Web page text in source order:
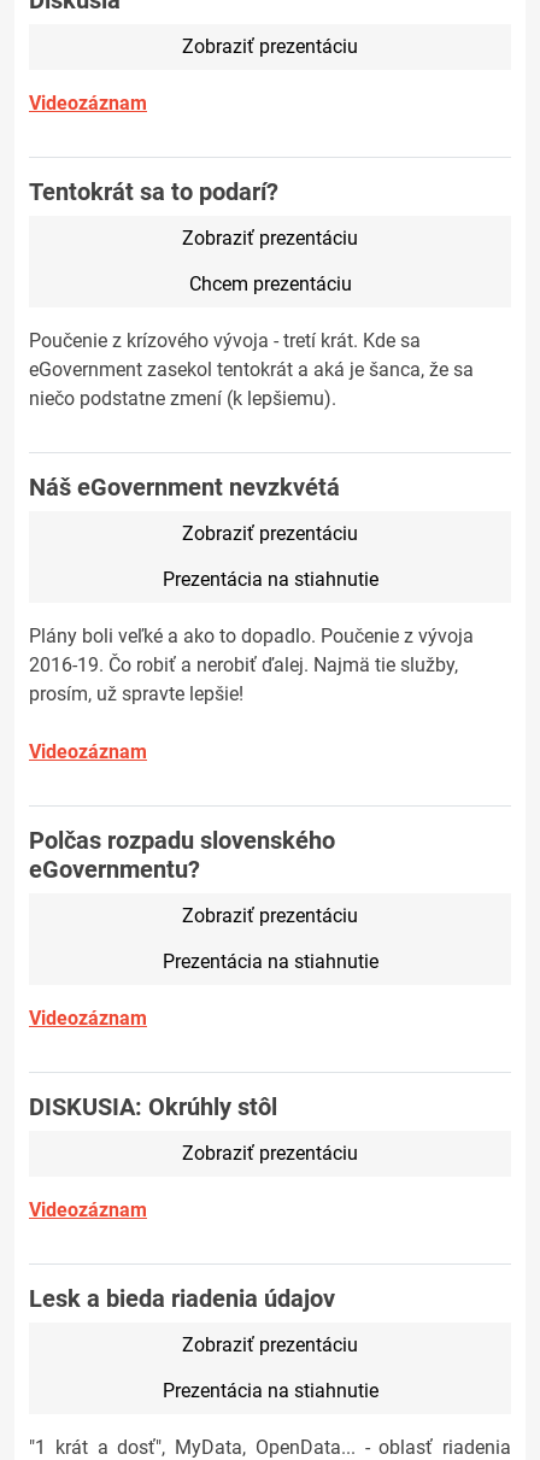
Zobraziť prezentáciu
Videozáznam
Tentokrát sa to podarí?
Zobraziť prezentáciu
Chcem prezentáciu
Poučenie z krízového vývoja - tretí krát. Kde sa
eGovernment zasekol tentokrát a aká je šanca, že sa
niečo podstatne zmení (k lepšiemu).
Náš eGovernment nevzkvétá
Zobraziť prezentáciu
Prezentácia na stiahnutie
Plány boli veľké a ako to dopadlo. Poučenie z vývoja
2016-19. Čo robiť a nerobiť ďalej. Najmä tie služby,
prosím, už spravte lepšie!
Videozáznam
Polčas rozpadu slovenského
eGovernmentu?
Zobraziť prezentáciu
Prezentácia na stiahnutie
Videozáznam
DISKUSIA: Okrúhly stôl
Zobraziť prezentáciu
Videozáznam
Lesk a bieda riadenia údajov
Zobraziť prezentáciu
Prezentácia na stiahnutie
"1 krát a dosť", MyData, OpenData... - oblasť riadenia